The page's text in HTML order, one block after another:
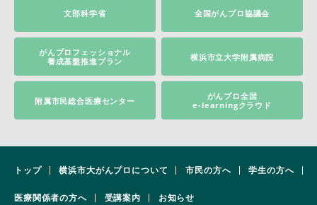
文部科学省 全国がんプロ協議会
がんプロフェッショナル
養成基盤推進プラン
横浜市立大学附属病院
附属市民総合医療センター
がんプロ全国
e-learningクラウド
トップ 横浜市大がんプロについて 市民の方へ 学生の方へ
医療関係者の方へ 受講案内 お知らせ